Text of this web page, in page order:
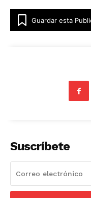
Guardar esta
Suscríbete